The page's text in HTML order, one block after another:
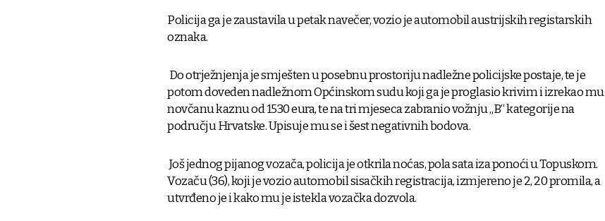
Policija ga je zaustavila u petak navečer, vozio je automobil austrijskih registarskih
oznaka.
Do otrježnjenja je smješten u posebnu prostoriju nadležne policijske postaje, te je
potom doveden nadležnom Općinskom sudu koji ga je proglasio krivim i izrekao mu
novčanu kaznu od 1530 eura, te na tri mjeseca zabranio vožnju „B“ kategorije na
području Hrvatske. Upisuje mu se i šest negativnih bodova.
Još jednog pijanog vozača, policija je otkrila noćas, pola sata iza ponoći u Topuskom.
Vozaču (36), koji je vozio automobil sisačkih registracija, izmjereno je 2, 20 promila, a
utvrđeno je i kako mu je istekla vozačka dozvola.